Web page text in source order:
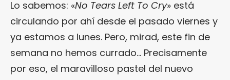
Lo sabemos: «No Tears Left To Cry» está
circulando por ahí desde el pasado viernes y
ya estamos a lunes. Pero, mirad, este fin de
semana no hemos currado… Precisamente
por eso, el maravilloso pastel del nuevo